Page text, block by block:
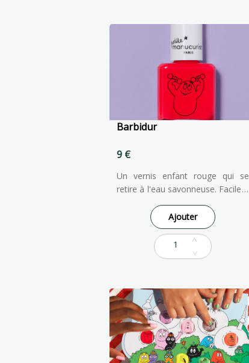
Barbidur
9 €
Un vernis enfant rouge qui se
retire à l'eau savonneuse. Facile à
appliquer et à enlever, notre
vernis à ongles pour enfants est
formulé à partir d'ingrédients
d'origine naturelle pour qu'ils
puissent faire comme les grands !
Ajouter